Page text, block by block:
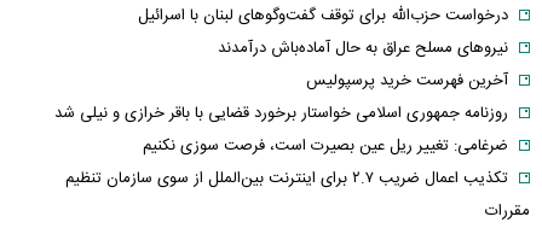
درخواست حزب‌الله برای توقف گفت‌وگوهای لبنان با اسرائیل
نیروهای مسلح عراق به حال آماده‌باش درآمدند
آخرین فهرست خرید پرسپولیس
روزنامه جمهوری اسلامی خواستار برخورد قضایی با باقر خرازی و نیلی شد
ضرغامی: تغییر ریل عین بصیرت است، فرصت سوزی نکنیم
تکذیب اعمال ضریب ۲.۷ برای اینترنت بین‌الملل از سوی سازمان تنظیم
مقررات